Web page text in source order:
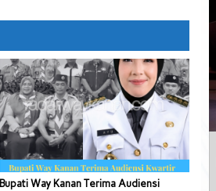
Bupati Way Kanan Terima Audiensi